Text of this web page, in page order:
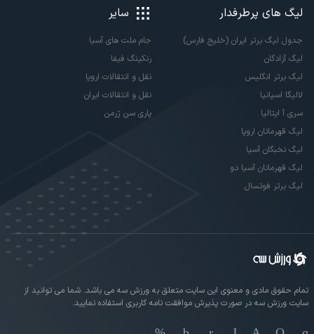
لیگ های پرطرفدار
جدول لیگ برتر ایران (خلیج فارس)
لیگ آزادگان
لیگ برتر انگلیس
لالیگا اسپانیا
سری آ ایتالیا
لیگ قهرمانان اروپا
لیگ نخبگان آسیا
لیگ قهرمانان آسیا دو
لیگ برتر فوتسال
سایر
جام ملت های آسیا
رنکینگ فیفا
نقل و انتقالات اروپا
نقل و انتقالات ایران
پاری سن ژرمن
تمام حقوق مادی و معنوی این سایت متعلق به ورزش سه می باشد. شما می توانید از
سایت ورزش سه در صورت پذیرش موافقت نامه کاربری استفاده نمایید.